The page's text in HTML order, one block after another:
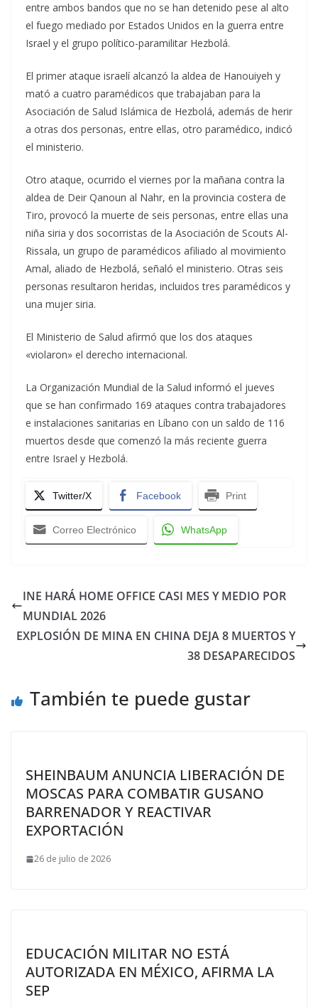
entre ambos bandos que no se han detenido pese al alto
el fuego mediado por Estados Unidos en la guerra entre
Israel y el grupo político-paramilitar Hezbolá.
El primer ataque israelí alcanzó la aldea de Hanouiyeh y
mató a cuatro paramédicos que trabajaban para la
Asociación de Salud Islámica de Hezbolá, además de herir
a otras dos personas, entre ellas, otro paramédico, indicó
el ministerio.
Otro ataque, ocurrido el viernes por la mañana contra la
aldea de Deir Qanoun al Nahr, en la provincia costera de
Tiro, provocó la muerte de seis personas, entre ellas una
niña siria y dos socorristas de la Asociación de Scouts Al-
Rissala, un grupo de paramédicos afiliado al movimiento
Amal, aliado de Hezbolá, señaló el ministerio. Otras seis
personas resultaron heridas, incluidos tres paramédicos y
una mujer siria.
El Ministerio de Salud afirmó que los dos ataques
«violaron» el derecho internacional.
La Organización Mundial de la Salud informó el jueves
que se han confirmado 169 ataques contra trabajadores
e instalaciones sanitarias en Líbano con un saldo de 116
muertos desde que comenzó la más reciente guerra
entre Israel y Hezbolá.
Twitter/X Facebook Print
Correo Electrónico WhatsApp
INE HARÁ HOME OFFICE CASI MES Y MEDIO POR
MUNDIAL 2026
EXPLOSIÓN DE MINA EN CHINA DEJA 8 MUERTOS Y
38 DESAPARECIDOS
También te puede gustar
SHEINBAUM ANUNCIA LIBERACIÓN DE
MOSCAS PARA COMBATIR GUSANO
BARRENADOR Y REACTIVAR
EXPORTACIÓN
26 de julio de 2026
EDUCACIÓN MILITAR NO ESTÁ
AUTORIZADA EN MÉXICO, AFIRMA LA
SEP